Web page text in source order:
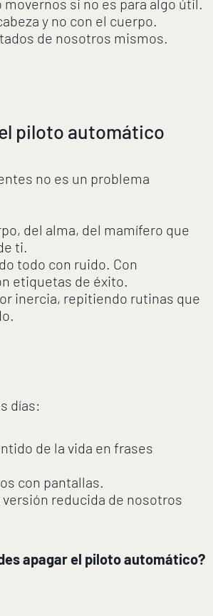
movernos si no es para algo útil.
y no con el cuerpo.
de nosotros mismos.
piloto automático
no es un problema
del alma, del mamífero que
ti.
todo con ruido. Con
etiquetas de éxito.
inercia, repitiendo rutinas que
días:
de la vida en frases
con pantallas.
versión reducida de nosotros
apagar el piloto automático?